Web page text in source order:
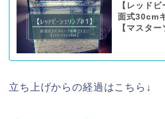
【レッド
面式30cm
【マスタ
立ち上げからの経過はこちら↓